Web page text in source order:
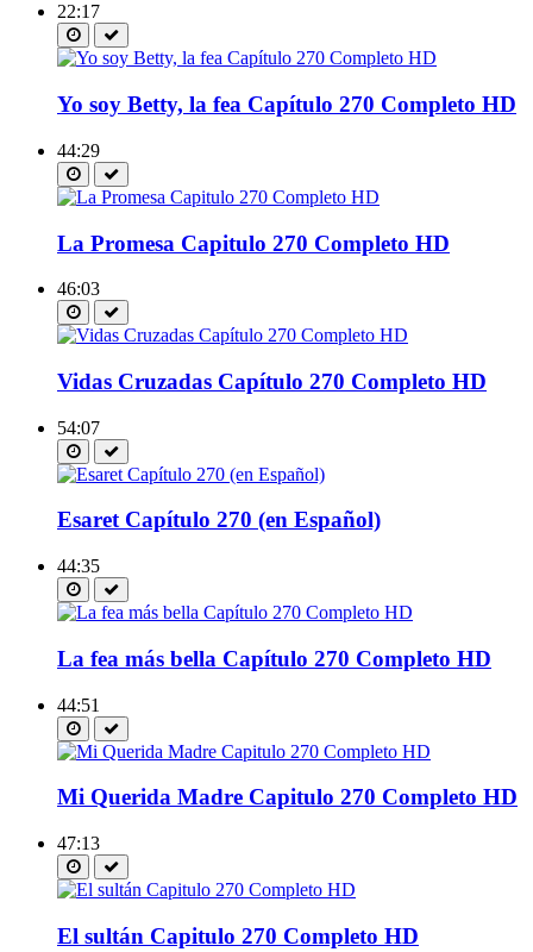
22:17
Yo soy Betty, la fea Capítulo 270 Completo HD
44:29
La Promesa Capitulo 270 Completo HD
46:03
Vidas Cruzadas Capítulo 270 Completo HD
54:07
Esaret Capítulo 270 (en Español)
44:35
La fea más bella Capítulo 270 Completo HD
44:51
Mi Querida Madre Capitulo 270 Completo HD
47:13
El sultán Capitulo 270 Completo HD